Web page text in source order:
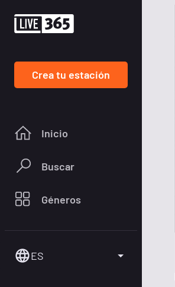
Crea tu estación
Inicio
Buscar
Géneros
ES